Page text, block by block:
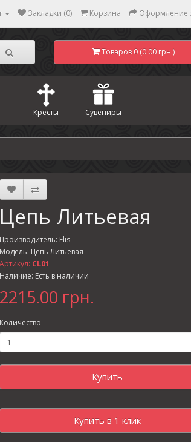
Закладки (0) Корзина Оформление
Товаров 0 (0.00 грн.)
Кресты
Сувениры
Цепь Литьевая
Производитель: Elis
Модель: Цепь Литьевая
Артикул: CL01
Наличие: Есть в наличии
2215.00 грн.
Количество
Купить
Купить в 1 клик